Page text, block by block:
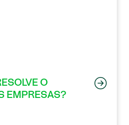
O
EMPRESAS?